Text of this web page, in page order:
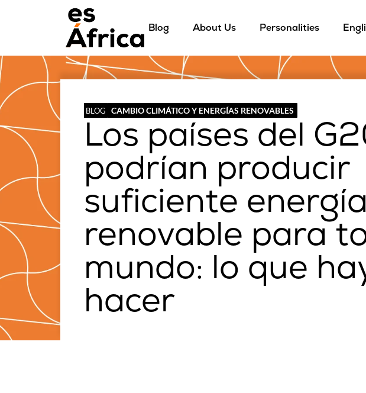
Blog About Us Personalities
BLOG CAMBIO CLIMÁTICO Y ENERGÍAS RENOVABLES
Los países del
podrían producir
suficiente energía
renovable para
mundo: lo que
hacer